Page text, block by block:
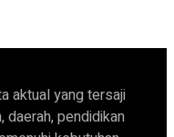
aktual yang tersaji
daerah, pendidikan